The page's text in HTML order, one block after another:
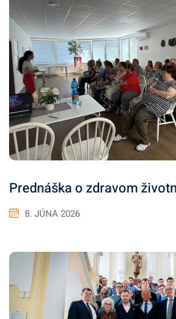
Prednáška o zdravom
8. JÚNA 2026